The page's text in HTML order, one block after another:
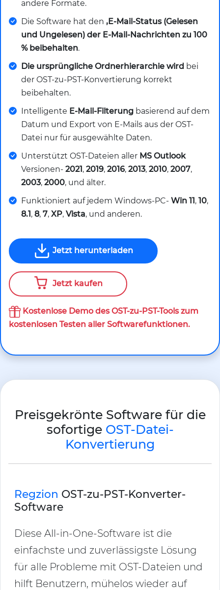
andere Formate.
Die Software hat den ,E-Mail-Status (Gelesen
und Ungelesen) der E-Mail-Nachrichten zu 100
% beibehalten.
Die ursprüngliche Ordnerhierarchie wird bei
der OST-zu-PST-Konvertierung korrekt
beibehalten.
Intelligente E-Mail-Filterung basierend auf dem
Datum und Export von E-Mails aus der OST-
Datei nur für ausgewählte Daten.
Unterstützt OST-Dateien aller MS Outlook
Versionen- 2021, 2019, 2016, 2013, 2010, 2007,
2003, 2000, und älter.
Funktioniert auf jedem Windows-PC- Win 11, 10,
8.1, 8, 7, XP, Vista, und anderen.
Jetzt herunterladen
Jetzt kaufen
Kostenlose Demo des OST-zu-PST-Tools zum
kostenlosen Testen aller Softwarefunktionen.
Preisgekrönte Software für die
sofortige OST-Datei-
Konvertierung
Regzion OST-zu-PST-Konverter-
Software
Diese All-in-One-Software ist die
einfachste und zuverlässigste Lösung
für alle Probleme mit OST-Dateien und
hilft Benutzern, mühelos wieder auf